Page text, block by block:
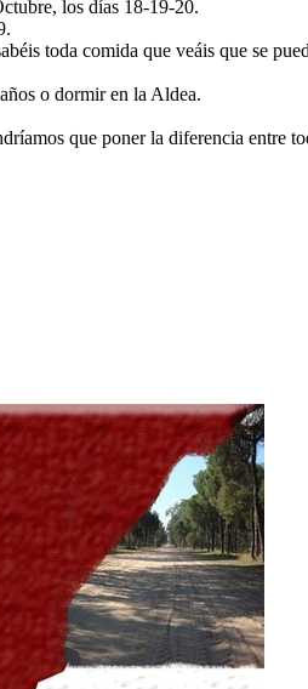
los días 18-19-20.
toda comida que veáis que se
o dormir en la Aldea.
que poner la diferencia entre